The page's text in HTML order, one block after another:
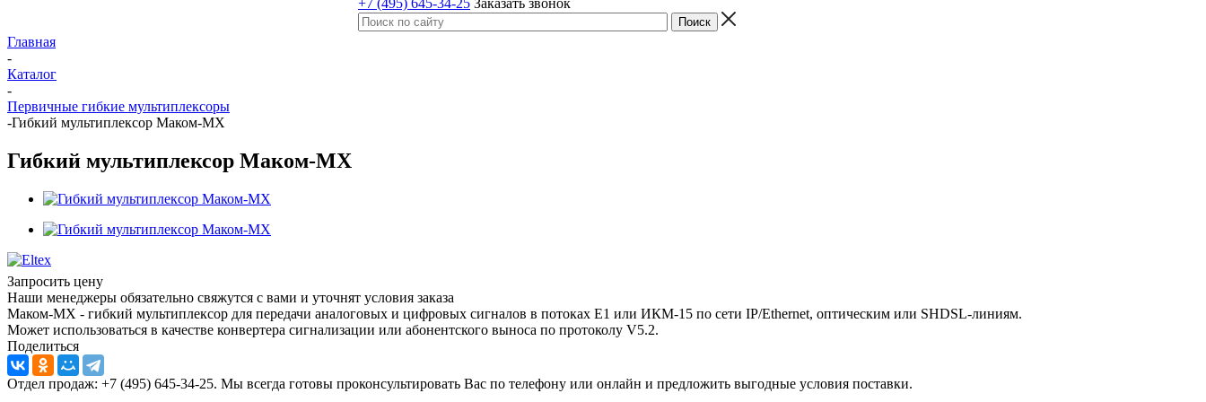
+7 (495) 645-34-25 Заказать звонок
Главная
-
Каталог
-
Первичные гибкие мультиплексоры
-Гибкий мультиплексор Маком-МХ
Гибкий мультиплексор Маком-МХ
Запросить цену
Наши менеджеры обязательно свяжутся с вами и уточнят условия заказа
Маком-МХ - гибкий мультиплексор для передачи аналоговых и цифровых сигналов в потоках Е1 или ИКМ-15 по сети IP/Ethernet, оптическим или SHDSL-линиям.
Может использоваться в качестве конвертера сигнализации или абонентского выноса по протоколу V5.2.
Поделиться
Отдел продаж: +7 (495) 645-34-25. Мы всегда готовы проконсультировать Вас по телефону или онлайн и предложить выгодные условия поставки.